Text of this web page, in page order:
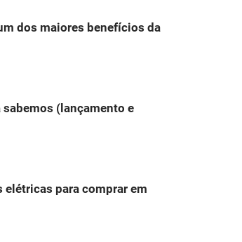
dos maiores benefícios da
(lançamento e
para comprar em